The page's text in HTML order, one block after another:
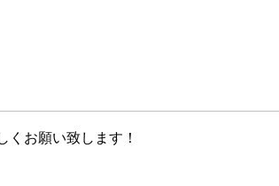
くお願い致します！